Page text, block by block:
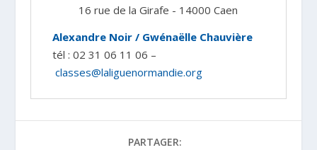
16 rue de la Girafe - 14000 Caen
Alexandre Noir / Gwénaëlle Chauvière
tél : 02 31 06 11 06 –
classes@laliguenormandie.org
PARTAGER: